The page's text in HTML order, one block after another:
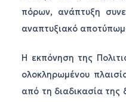
πόρων, ανάπτυξη
αναπτυξιακό
Η εκπόνηση της
ολοκληρωμένου
από τη διαδικασία της